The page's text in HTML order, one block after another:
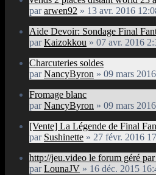
pararwen92 » 13 avr. 2016
Aide Devoir: Sondage Final
parKaizokkou » 07 avr. 2016
Charcuteries soldes
parNancyByron » 09 mars
Fromage blanc
parNancyByron » 09 mars
[Vente] La Légende de Final
par Sushinette » 27 févr. 2016
http://jeu.video le forum géré par
parLounaJV » 16 déc. 2015